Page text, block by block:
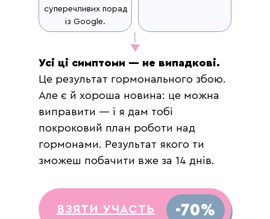
Усі ці симптоми — не випадкові.
Це результат гормонального збою.
Але є й хороша новина: це можна
виправити — і я дам тобі
покроковий план роботи над
гормонами. Результат якого ти
зможеш побачити вже за 14 днів.
суперечливих порад
із Google.
-70%
ВЗЯТИ УЧАСТЬ